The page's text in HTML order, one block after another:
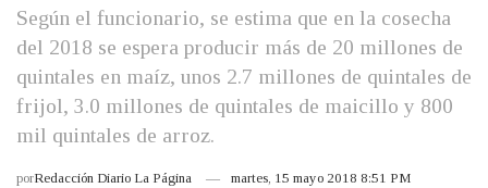
Según el funcionario, se estima que en la cosecha
del 2018 se espera producir más de 20 millones de
quintales en maíz, unos 2.7 millones de quintales de
frijol, 3.0 millones de quintales de maicillo y 800
mil quintales de arroz.
porRedacción Diario La Página martes, 15 mayo 2018 8:51 PM